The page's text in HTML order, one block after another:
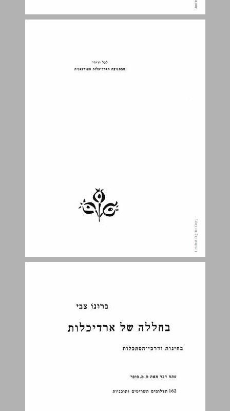
פרק א: הארדיכלות, האמנות הלא־נודעת ... 3